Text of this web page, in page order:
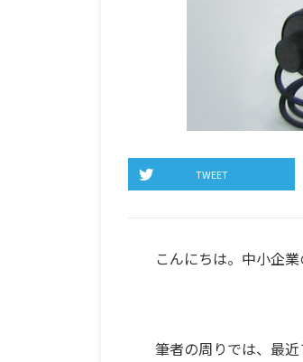
TWEET
こんにちは。中小企
筆者の周りでは、最近